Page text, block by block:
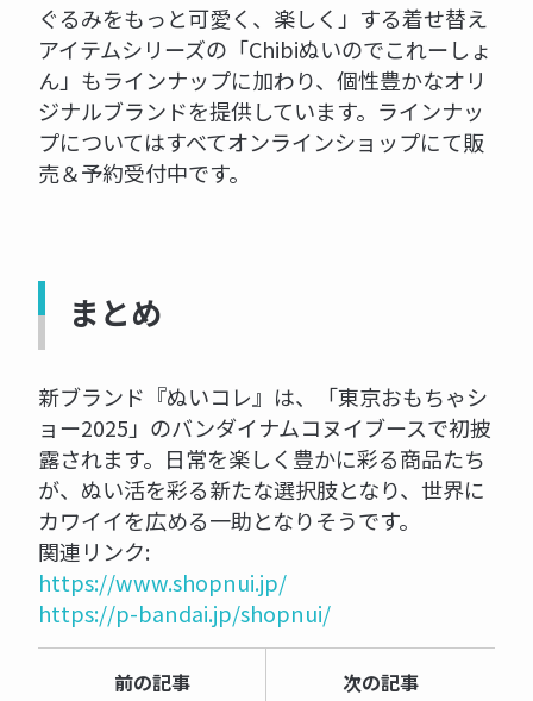
ぐるみをもっと可愛く、楽しく」する着せ替え
アイテムシリーズの「Chibiぬいのでこれーしょ
ん」もラインナップに加わり、個性豊かなオリ
ジナルブランドを提供しています。ラインナッ
プについてはすべてオンラインショップにて販
売＆予約受付中です。
まとめ
新ブランド『ぬいコレ』は、「東京おもちゃシ
ョー2025」のバンダイナムコヌイブースで初披
露されます。日常を楽しく豊かに彩る商品たち
が、ぬい活を彩る新たな選択肢となり、世界に
カワイイを広める一助となりそうです。
関連リンク:
https://www.shopnui.jp/
https://p-bandai.jp/shopnui/
前の記事
次の記事